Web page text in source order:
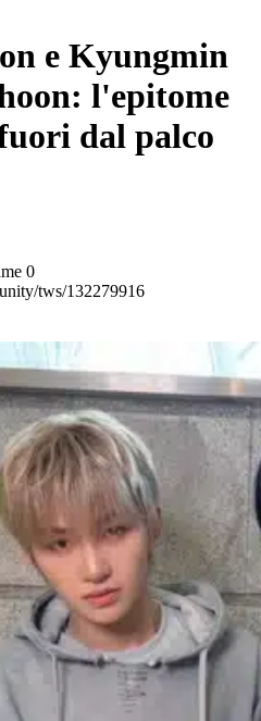
e Kyungmin
l'epitome
dal palco
0
tws/132279916